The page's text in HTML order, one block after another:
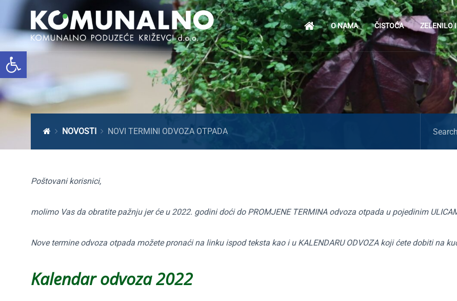
Open toolbar
O NAMA ČISTOĆA ZELENILO
NOVOSTI NOVI TERMINI ODVOZA OTPADA
Poštovani korisnici,
molimo Vas da obratite pažnju jer će u 2022. godini doći do PROMJENE TERMINA odvoza otpada u pojedinim
Nove termine odvoza otpada možete pronaći na linku ispod teksta kao i u KALENDARU ODVOZA koji ćete dobiti na
Kalendar odvoza 2022